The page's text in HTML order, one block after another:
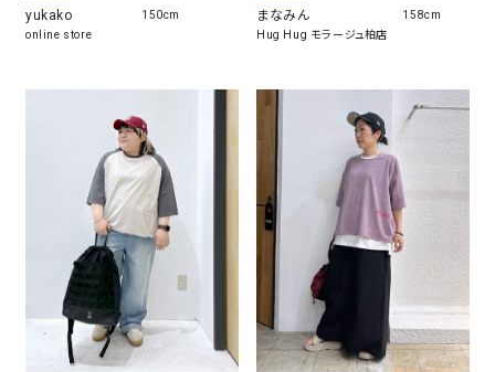
yukako
online store
150cm
まなみん
Hug Hug モラージュ柏店
158cm